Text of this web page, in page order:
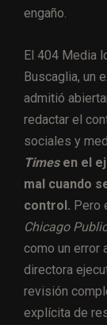
engaño.
El 404 Media
Buscaglia, un
admitió
redactar el
sociales y
Timesen el
mal cuando
control. Pero
Chicago
como un error
directora
revisión
explícita de